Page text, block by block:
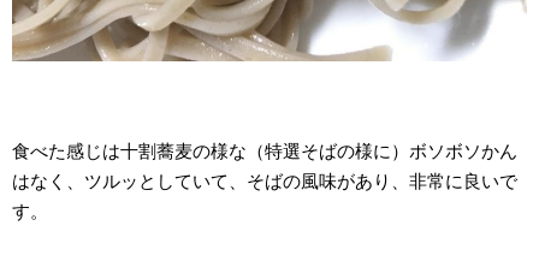
食べた感じは十割蕎麦の様な（特選そばの様に）ボソボソかん
はなく、ツルッとしていて、そばの風味があり、非常に良いで
す。